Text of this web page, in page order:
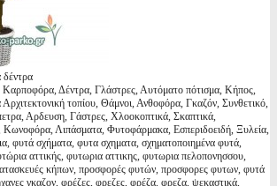
Δέντρα, Γλάστρες, Αυτόματο πότισμα, Κήπος,
τοπίου, Θάμνοι, Ανθοφόρα, Γκαζόν, Συνθετικό,
Αρδευση, Γάστρες, Χλοοκοπτικά, Σκαπτικά,
Λιπάσματα, Φυτοφάρμακα, Εσπεριδοειδή, Ξυλεία,
φυτά σχήματα, φυτα σχηματα, σχηματοποιημένα φυτά,
αττικής, φυτωρια αττικης, φυτωρια πελοπονησσου,
κήπων, προσφορές φυτών, προσφορες φυτων, φυτά
γκαζον, φρέζες, φρεζες, φρέζα, φρεζα, ψεκαστικά,